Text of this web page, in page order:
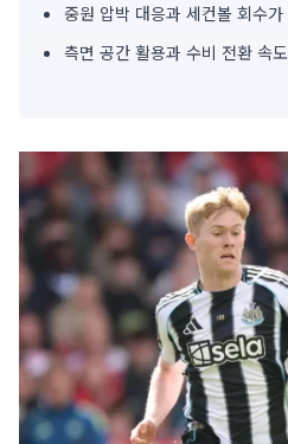
심
요
중원 압박 대응과 세컨볼 회수가
측면 공간 활용과 수비 전환 속